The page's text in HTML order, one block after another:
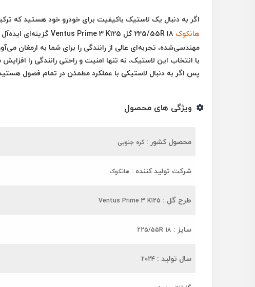
اگر به دنبال یک لاستیک باکیفیت برای خودرو خود هستید که
هانکوک
گزینه‌ای
مهندسی‌شده، تجربه‌ای عالی از رانندگی را برای شما به ارمغان
با انتخاب این لاستیک، نه تنها امنیت و راحتی رانندگی را
پس اگر به دنبال لاستیکی با عملکرد مطمئن در تمام فصول
ویژگی های محصول
محصول کشور : کره جنوبی
شرکت تولید کننده : هانکوک
طرح گل : Ventus Prime 3 K125
سایز : 225/55R 18
سال تولید : 2024